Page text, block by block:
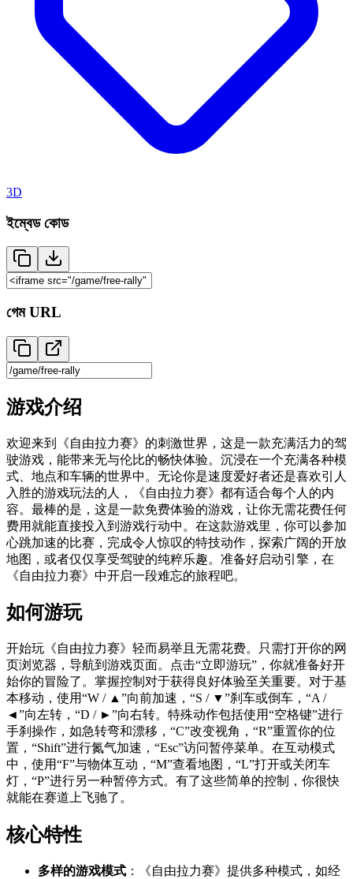
3D
ইম্বেড কোড
গেম URL
游戏介绍
欢迎来到《自由拉力赛》的刺激世界，这是一款充满活力的驾
驶游戏，能带来无与伦比的畅快体验。沉浸在一个充满各种模
式、地点和车辆的世界中。无论你是速度爱好者还是喜欢引人
入胜的游戏玩法的人，《自由拉力赛》都有适合每个人的内
容。最棒的是，这是一款免费体验的游戏，让你无需花费任何
费用就能直接投入到游戏行动中。在这款游戏里，你可以参加
心跳加速的比赛，完成令人惊叹的特技动作，探索广阔的开放
地图，或者仅仅享受驾驶的纯粹乐趣。准备好启动引擎，在
《自由拉力赛》中开启一段难忘的旅程吧。
如何游玩
开始玩《自由拉力赛》轻而易举且无需花费。只需打开你的网
页浏览器，导航到游戏页面。点击“立即游玩”，你就准备好开
始你的冒险了。掌握控制对于获得良好体验至关重要。对于基
本移动，使用“W / ▲”向前加速，“S / ▼”刹车或倒车，“A /
◄”向左转，“D / ►”向右转。特殊动作包括使用“空格键”进行
手刹操作，如急转弯和漂移，“C”改变视角，“R”重置你的位
置，“Shift”进行氮气加速，“Esc”访问暂停菜单。在互动模式
中，使用“F”与物体互动，“M”查看地图，“L”打开或关闭车
灯，“P”进行另一种暂停方式。有了这些简单的控制，你很快
就能在赛道上飞驰了。
核心特性
多样的游戏模式 ：《自由拉力赛》提供多种模式，如经